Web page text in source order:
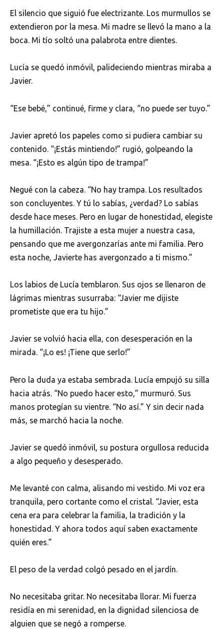
El silencio que siguió fue electrizante. Los murmullos se
extendieron por la mesa. Mi madre se llevó la mano a la
boca. Mi tío soltó una palabrota entre dientes.
Lucía se quedó inmóvil, palideciendo mientras miraba a
Javier.
“Ese bebé,” continué, firme y clara, “no puede ser tuyo.”
Javier apretó los papeles como si pudiera cambiar su
contenido. “¡Estás mintiendo!” rugió, golpeando la
mesa. “¡Esto es algún tipo de trampa!”
Negué con la cabeza. “No hay trampa. Los resultados
son concluyentes. Y tú lo sabías, ¿verdad? Lo sabías
desde hace meses. Pero en lugar de honestidad, elegiste
la humillación. Trajiste a esta mujer a nuestra casa,
pensando que me avergonzarías ante mi familia. Pero
esta noche, Javierte has avergonzado a ti mismo.”
Los labios de Lucía temblaron. Sus ojos se llenaron de
lágrimas mientras susurraba: “Javier me dijiste
prometiste que era tu hijo.”
Javier se volvió hacia ella, con desesperación en la
mirada. “¡Lo es! ¡Tiene que serlo!”
Pero la duda ya estaba sembrada. Lucía empujó su silla
hacia atrás. “No puedo hacer esto,” murmuró. Sus
manos protegían su vientre. “No así.” Y sin decir nada
más, se marchó hacia la noche.
Javier se quedó inmóvil, su postura orgullosa reducida
a algo pequeño y desesperado.
Me levanté con calma, alisando mi vestido. Mi voz era
tranquila, pero cortante como el cristal. “Javier, esta
cena era para celebrar la familia, la tradición y la
honestidad. Y ahora todos aquí saben exactamente
quién eres.”
El peso de la verdad colgó pesado en el jardín.
No necesitaba gritar. No necesitaba llorar. Mi fuerza
residía en mi serenidad, en la dignidad silenciosa de
alguien que se negó a romperse.